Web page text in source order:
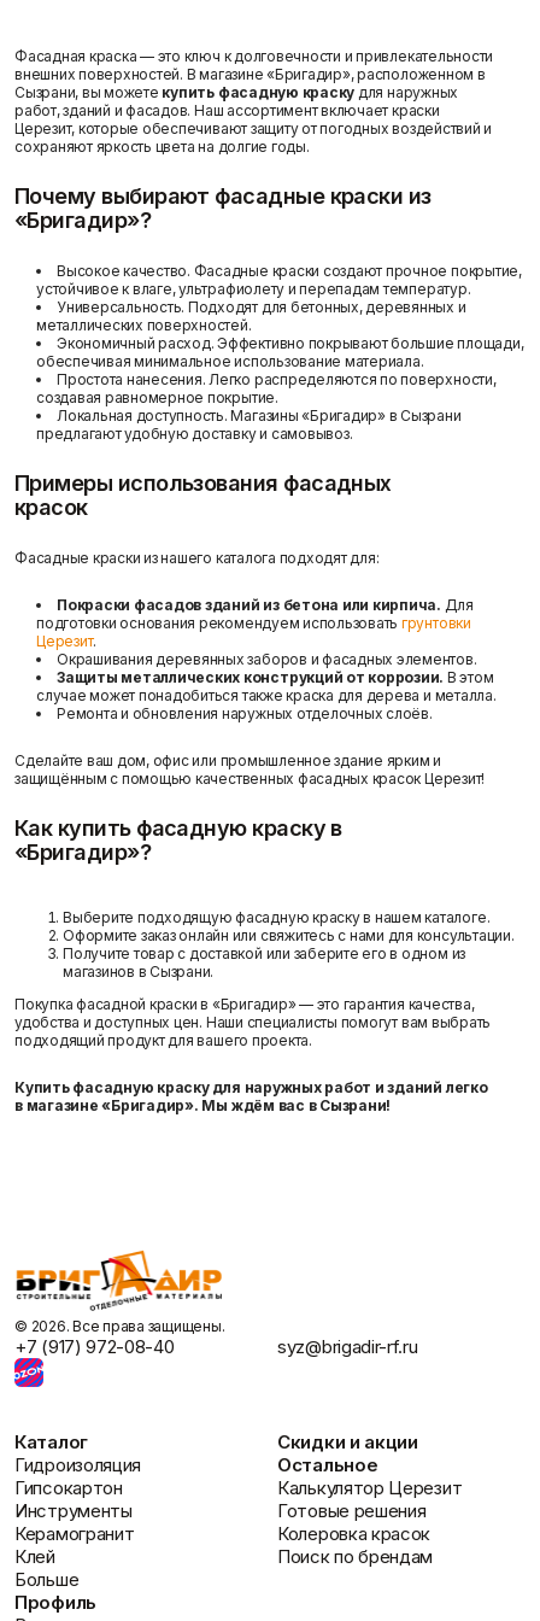
Монтажные пены
Показать больше
плёнки
Пленка
Пленка ПВД техническая
Показать больше
Плита потолочная
Показать больше
Акустические Ленты
Маячковый профиль
Подвесы и профили для
потолка
Показать больше
Расходные
материалы
Пленки
Показать больше
Сетки/Стеклообои
Фасадные сетки
Теплоизоляция
Пенопласт
Пенополистирол
Цементные
Цемент
Цпс
Шпаклевки
Базовая шпаклевка
Универсальная шпаклёвка
Финишная шпаклёвка
Показать больше
Штукатурки
Выравнивающие
штукатурки и смеси
штукатурки
Показать больше
Статьи
Контакты
Доставка и оплата
Фасадная краска — это ключ к долговечности и привлекательности
внешних поверхностей. В магазине «Бригадир», расположенном в
Сызрани, вы можете купить фасадную краску для наружных
работ, зданий и фасадов. Наш ассортимент включает краски
Церезит, которые обеспечивают защиту от погодных воздействий и
сохраняют яркость цвета на долгие годы.
Почему выбирают фасадные краски из
«Бригадир»?
Высокое качество. Фасадные краски создают прочное покрытие,
устойчивое к влаге, ультрафиолету и перепадам температур.
Универсальность. Подходят для бетонных, деревянных и
металлических поверхностей.
Экономичный расход. Эффективно покрывают большие площади,
обеспечивая минимальное использование материала.
Простота нанесения. Легко распределяются по поверхности,
создавая равномерное покрытие.
Локальная доступность. Магазины «Бригадир» в Сызрани
предлагают удобную доставку и самовывоз.
Примеры использования фасадных
красок
Фасадные краски из нашего каталога подходят для:
Покраски фасадов зданий из бетона или кирпича. Для
подготовки основания рекомендуем использовать грунтовки
Церезит.
Окрашивания деревянных заборов и фасадных элементов.
Защиты металлических конструкций от коррозии. В этом
случае может понадобиться также краска для дерева и металла.
Ремонта и обновления наружных отделочных слоёв.
Сделайте ваш дом, офис или промышленное здание ярким и
защищённым с помощью качественных фасадных красок Церезит!
Как купить фасадную краску в
«Бригадир»?
Выберите подходящую фасадную краску в нашем каталоге.
Оформите заказ онлайн или свяжитесь с нами для консультации.
Получите товар с доставкой или заберите его в одном из
магазинов в Сызрани.
Покупка фасадной краски в «Бригадир» — это гарантия качества,
удобства и доступных цен. Наши специалисты помогут вам выбрать
подходящий продукт для вашего проекта.
Купить фасадную краску для наружных работ и зданий легко
в магазине «Бригадир». Мы ждём вас в Сызрани!
©️ 2026. Все права защищены.
+7 (917) 972-08-40 syz@brigadir-rf.ru
Каталог
Гидроизоляция
Гипсокартон
Инструменты
Керамогранит
Клей
Больше
Профиль
Скидки и акции
Остальное
Калькулятор Церезит
Готовые решения
Колеровка красок
Поиск по брендам